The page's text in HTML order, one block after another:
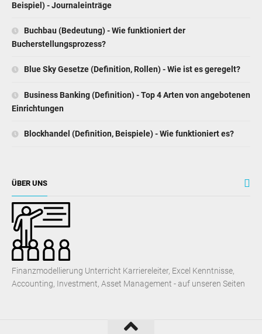
Beispiel) - Journaleinträge
Buchbau (Bedeutung) - Wie funktioniert der
Bucherstellungsprozess?
Blue Sky Gesetze (Definition, Rollen) - Wie ist es geregelt?
Business Banking (Definition) - Top 4 Arten von angebotenen
Einrichtungen
Blockhandel (Definition, Beispiele) - Wie funktioniert es?
ÜBER UNS
Finanzmodellierung Unterricht Karriereleiter, Excel Kenntnisse,
Accounting, Investment, Asset Management - auf unseren Seiten